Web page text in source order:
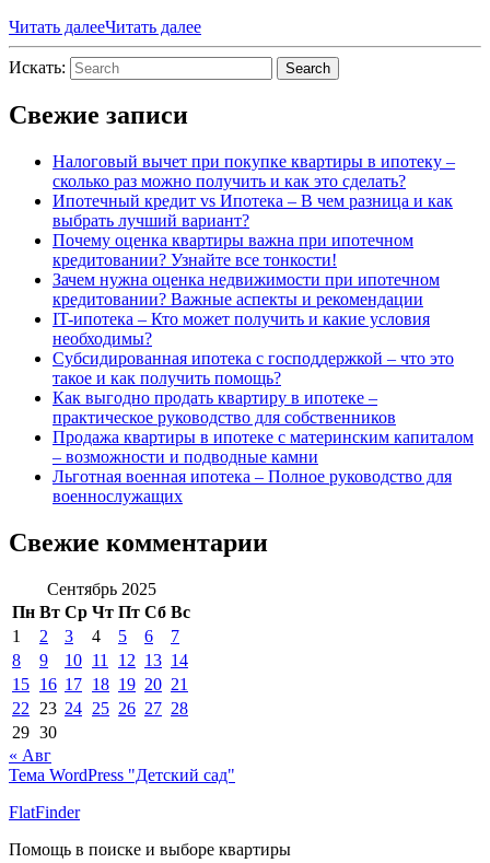
Читать далееЧитать далее
Искать: Search
Свежие записи
Налоговый вычет при покупке квартиры в ипотеку –
сколько раз можно получить и как это сделать?
Ипотечный кредит vs Ипотека – В чем разница и как
выбрать лучший вариант?
Почему оценка квартиры важна при ипотечном
кредитовании? Узнайте все тонкости!
Зачем нужна оценка недвижимости при ипотечном
кредитовании? Важные аспекты и рекомендации
IT-ипотека – Кто может получить и какие условия
необходимы?
Субсидированная ипотека с господдержкой – что это
такое и как получить помощь?
Как выгодно продать квартиру в ипотеке –
практическое руководство для собственников
Продажа квартиры в ипотеке с материнским капиталом
– возможности и подводные камни
Льготная военная ипотека – Полное руководство для
военнослужащих
Свежие комментарии
Сентябрь 2025
Пн Вт Ср Чт Пт Сб Вс
1
2 3 4 5 6
7
8
9 10 11 12 13 14
15 16 17 18 19 20 21
22
23 24 25 26 27 28
29 30
« Авг
Тема WordPress "Детский сад"
FlatFinder
Помощь в поиске и выборе квартиры